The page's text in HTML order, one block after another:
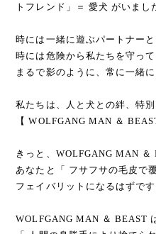
トフレンド」＝ 愛犬 がいまし
時には一緒に遊ぶパートナーと
時には危険から私たちを守って
まるで影のように、常に一緒に
私たちは、人と犬との絆、特
【 WOLFGANG MAN ＆
きっと、WOLFGANG MAN ＆
あなたと「 フサフサの毛皮で
フェイバリットになるはずです
WOLFGANG MAN ＆ BEAST